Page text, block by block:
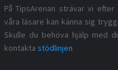
På TipsArenan strävar vi
våra läsare kan känna sig
Skulle du behöva hjälp med
kontakta stödlinjen